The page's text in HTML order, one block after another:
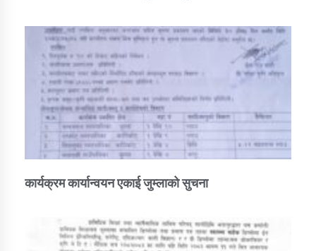
कार्यक्रम कार्यान्वयन एकाई जुम्लाको सुचना